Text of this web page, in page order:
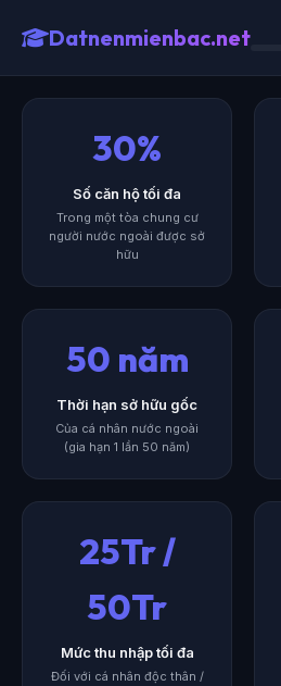
Datnenmienbac.net
30%
Số căn hộ tối đa
Trong một tòa chung cư
người nước ngoài được sở
hữu
50 năm
Thời hạn sở hữu gốc
Của cá nhân nước ngoài
(gia hạn 1 lần 50 năm)
25Tr /
50Tr
Mức thu nhập tối đa
Đối với cá nhân độc thân /